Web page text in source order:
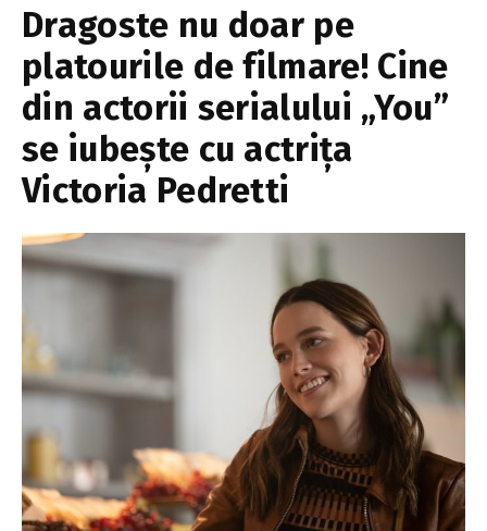
Dragoste nu doar pe
platourile de filmare! Cine
din actorii serialului „You”
se iubește cu actrița
Victoria Pedretti